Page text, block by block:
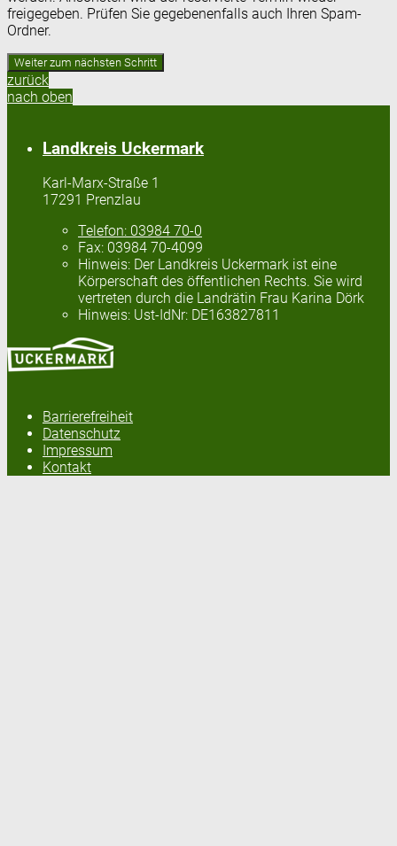
freigegeben. Prüfen Sie gegebenenfalls auch Ihren Spam-
Ordner.
zurück
nach oben
Landkreis Uckermark
Karl-Marx-Straße 1
17291 Prenzlau
Telefon: 03984 70-0
Fax: 03984 70-4099
Hinweis: Der Landkreis Uckermark ist eine
Körperschaft des öffentlichen Rechts. Sie wird
vertreten durch die Landrätin Frau Karina Dörk
Hinweis: Ust-IdNr: DE163827811
Barrierefreiheit
Datenschutz
Impressum
Kontakt